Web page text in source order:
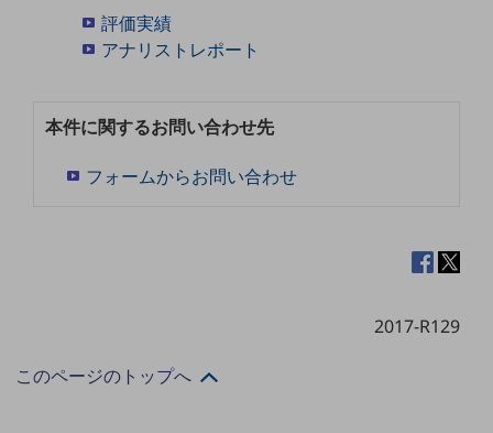
タフネススマートフォン
データ通信製品
5G対応ホームルーター
通信モジュール製品
ケータイプラン
評価実績
アナリストレポート
本件に関するお問い合わせ先
フォームからお問い合わせ
2017-R129
このページのトップへ